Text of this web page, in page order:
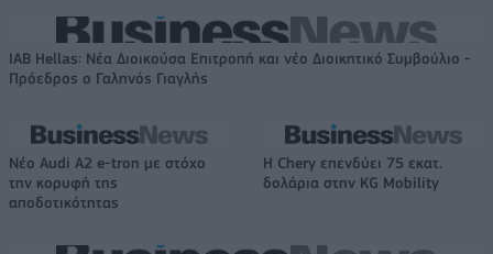
IAB Hellas: Νέα Διοικούσα Επιτροπή και νέο Διοικητικό Συμβούλιο -
Πρόεδρος ο Γαληνός Γιαγλής
Νέο Audi A2 e-tron με στόχο
την κορυφή της
αποδοτικότητας
Η Chery επενδύει 75 εκατ.
δολάρια στην KG Mobility